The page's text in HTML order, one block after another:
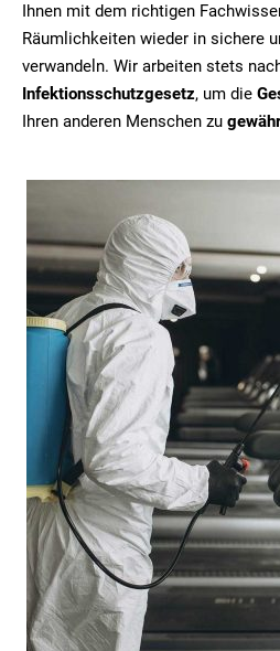
Ihnen mit dem richtigen
Räumlichkeiten wieder in sichere
verwandeln. Wir arbeiten stets
Infektionsschutzgesetz, um die
Ihren anderen Menschen zu